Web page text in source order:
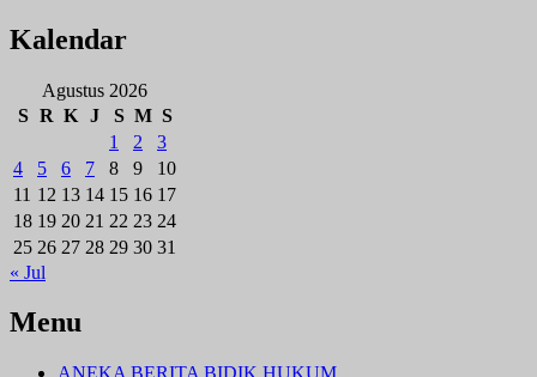
Kalendar
Agustus 2026
S R K J S M S
1
2
3
4
5 6 7 8 9
10
11 12 13 14 15 16 17
18 19 20 21 22 23 24
25 26 27 28 29 30 31
« Jul
Menu